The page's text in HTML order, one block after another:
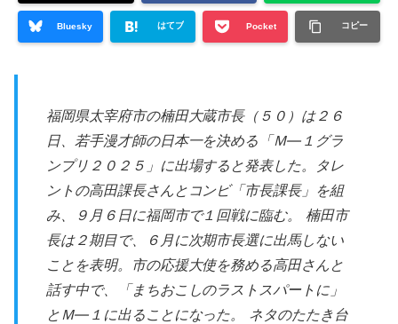
Bluesky はてブ Pocket コピー
福岡県太宰府市の楠田大蔵市長（５０）は２６
日、若手漫才師の日本一を決める「Ｍ―１グラ
ンプリ２０２５」に出場すると発表した。タレ
ントの高田課長さんとコンビ「市長課長」を組
み、９月６日に福岡市で１回戦に臨む。 楠田市
長は２期目で、６月に次期市長選に出馬しない
ことを表明。市の応援大使を務める高田さんと
話す中で、「まちおこしのラストスパートに」
とＭ―１に出ることになった。 ネタのたたき台